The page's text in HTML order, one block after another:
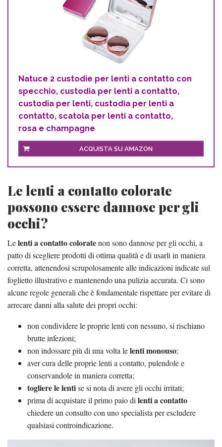
Natuce 2 custodie per lenti a contatto con
specchio, custodia per lenti a contatto,
custodia per lenti, custodia per lenti a
contatto, scatola per lenti a contatto,
rosa e champagne
ACQUISTA SU AMAZON
Le lenti a contatto colorate
possono essere dannose per gli
occhi?
Lelenti a contatto coloratenon sono dannose per gli occhi, a
patto di scegliere prodotti di ottima qualità e di usarli in maniera
corretta, attenendosi scrupolosamente alle indicazioni indicate sul
foglietto illustrativo e mantenendo una pulizia accurata. Ci sono
alcune regole generali che è fondamentale rispettare per evitare di
arrecare danni alla salute dei propri occhi:
non condividere le proprie lenti con nessuno, si rischiano
brutte infezioni;
non indossare più di una volta lelenti monouso;
aver cura delle proprie lenti a contatto, pulendole e
conservandole in maniera corretta;
togliere le lentise si nota di avere gli occhi irritati;
prima di acquistare il primo paio di lenti a contatto
chiedere un consulto con uno specialista per escludere
qualsiasi controindicazione.